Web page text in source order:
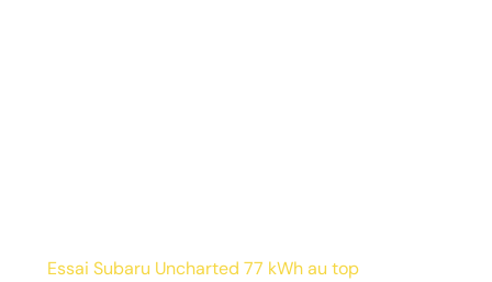
Essai Subaru Uncharted 77 kWh au top